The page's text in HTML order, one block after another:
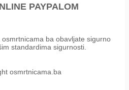
PAYPALOM
ba obavljate sigurno
standardima sigurnosti.
osmrtnicama.ba